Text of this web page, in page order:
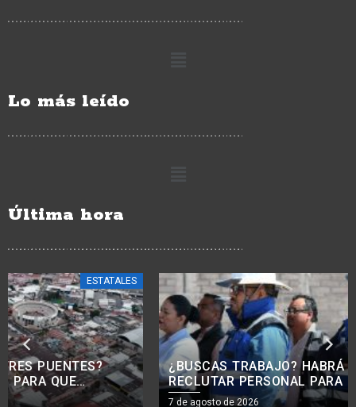
Lo más leído
Última hora
ESTATALES
¿BUSCAS TRABAJO? HABRÁ JORNADA PARA
RECLUTAR PERSONAL PARA LA CONSTRUCCIÓN
EN MORELIA
7 de agosto de 2026